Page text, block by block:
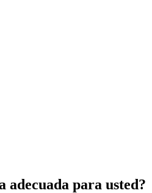
adecuada para usted?